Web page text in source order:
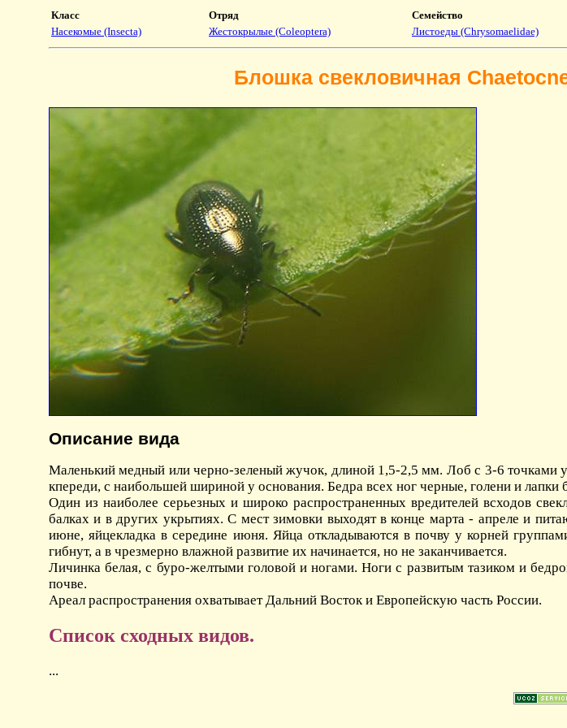
Класс Отряд
Семейство
Насекомые (Insecta)
Жестокрылые (Coleoptera) Листоеды (Chrysomaelidae)
Блошка свекловичная
Описание вида
Маленький медный или черно-зеленый жучок, длиной 1,5-2,5 мм. Лоб с 3-6 точками
кпереди, с наибольшей шириной у основания. Бедра всех ног черные, голени и лапки
Один из наиболее серьезных и широко распространенных вредителей всходов
балках и в других укрытиях. С мест зимовки выходят в конце марта - апреле и
июне, яйцекладка в середине июня. Яйца откладываются в почву у корней
гибнут, а в чрезмерно влажной развитие их начинается, но не заканчивается.
Личинка белая, с буро-желтыми головой и ногами. Ноги с развитым тазиком и
почве.
Ареал распространения охватывает Дальний Восток и Европейскую часть России.
Список сходных видов.
...